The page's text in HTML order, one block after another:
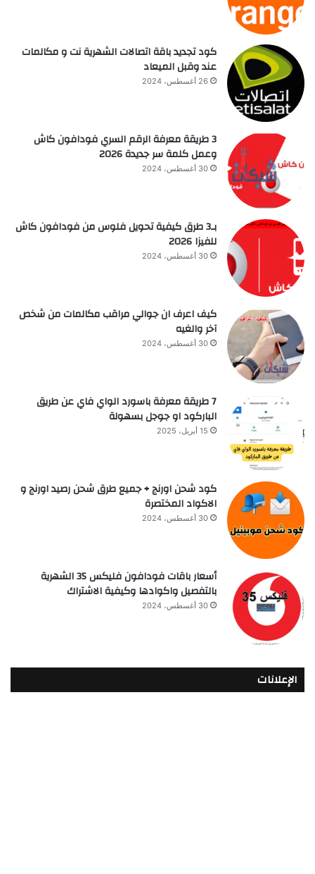
كود تجديد باقة اتصالات الشهرية نت و مكالمات
عند وقبل الميعاد
26 أغسطس، 2024
3 طريقة معرفة الرقم السري فودافون كاش
وعمل كلمة سر جديدة 2026
30 أغسطس، 2024
بـ3 طرق كيفية تحويل فلوس من فودافون كاش
للفيزا 2026
30 أغسطس، 2024
كيف اعرف ان جوالي مراقب مكالمات من شخص
آخر والغيه
30 أغسطس، 2024
7 طريقة معرفة باسورد الواي فاي عن طريق
الباركود او جوجل بسهولة
15 أبريل، 2025
كود شحن اورنج + جميع طرق شحن رصيد اورنج و
الاكواد المختصرة
30 أغسطس، 2024
أسعار باقات فودافون فلیکس 35 الشهرية
بالتفصيل واكوادها وكيفية الاشتراك
30 أغسطس، 2024
الإعلانات